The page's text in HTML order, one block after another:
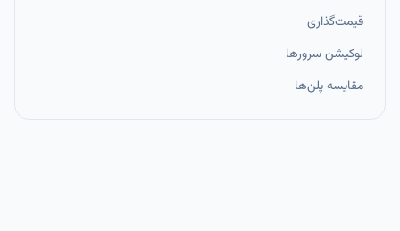
قیمت‌گذاری
لوکیشن سرورها
مقایسه پلن‌ها